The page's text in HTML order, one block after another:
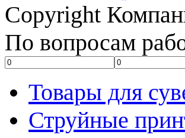
Copyright
По вопросам
Товары для
Струйные